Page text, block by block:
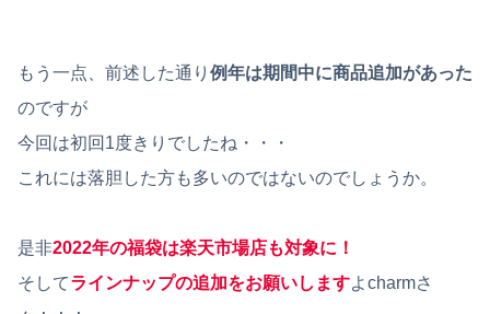
もう一点、前述した通り 例年は期間中に商品追加があった
のですが
今回は初回1度きりでしたね・・・
これには落胆した方も多いのではないのでしょうか。
是非2022年の福袋は楽天市場店も対象に！
そしてラインナップの追加をお願いしますよcharmさ